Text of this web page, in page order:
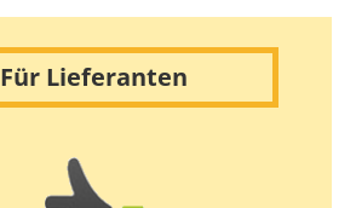
Für Lieferanten